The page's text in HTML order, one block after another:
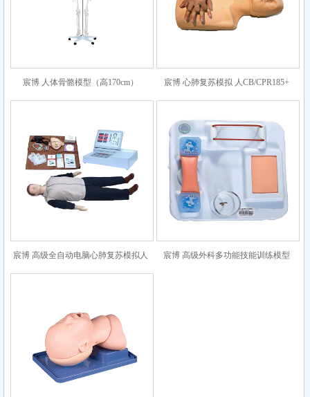
宸博 人体骨骼模型（高170cm）
CB/XC101
宸博 心肺复苏模拟 人CB/CPR185+
宸博 高级全自动电脑心肺复苏模拟人
（全身） CB/CPR490
宸博 高级外科多功能技能训练模型